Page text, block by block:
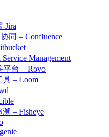
Jira
同 – Confluence
Management
台 – Rovo
– Loom
– Fisheye